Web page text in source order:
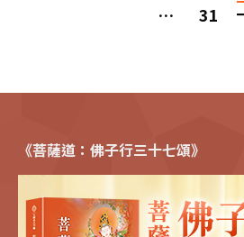
…
31
《菩薩道：佛子行三十七頌》